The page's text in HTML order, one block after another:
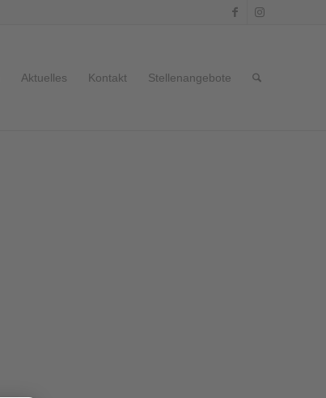
Aktuelles Kontakt Stellenangebote